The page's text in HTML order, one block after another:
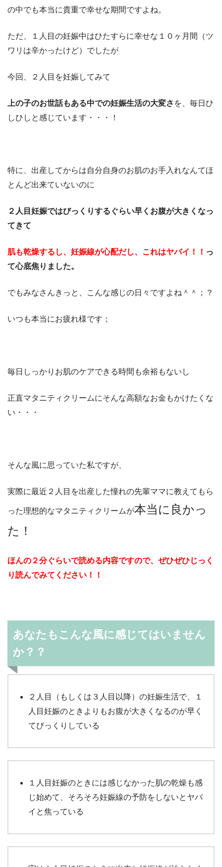
の中でも本当に貴重で幸せな期間ですよね。
ただ、１人目の妊娠中はひたすらに幸せな１０ヶ月間（ツ
ワリは辛かったけど）でしたが
今回、２人目を妊娠してみて
上の子のお世話もある中での妊娠生活の大変さ を、毎日ひ
しひしと感じています・・・！
特に、出産してからは自分自身のお肌のお手入れなんてほ
とんど出来ていないのに
２人目妊娠ではびっくりするぐらい早くお腹が大きくなっ
てきて
肌も乾燥するし、妊娠線が心配だし、これはヤバイ！！ っ
て心底焦りました。
でもみなさんきっと、こんな感じの日々ですよね＾＾；？
いつも本当にお疲れ様です；
毎日しっかりお肌のケアできる時間も余裕もないし
正直マタニティクリームにそんな高額なお金もかけたくな
い・・・
そんな風に思っていた私ですが、
実際に最近２人目を出産した憧れの先輩ママに教えてもら
った理想的なマタニティクリームが本当に良かっ
た！
ほんの２分ぐらいで読める内容ですので、ぜひぜひじっく
り読んでみてください！！
あなたもこんな風に感じてはいません
か？？
２人目（もしくは３人目以降）の妊娠生活で、１
人目妊娠のときよりもお腹が大きくなるのが早く
てびっくりしている
１人目妊娠のときには感じなかった肌の乾燥も感
じ始めて、そろそろ妊娠線の予防をしないとヤバ
イと焦っている